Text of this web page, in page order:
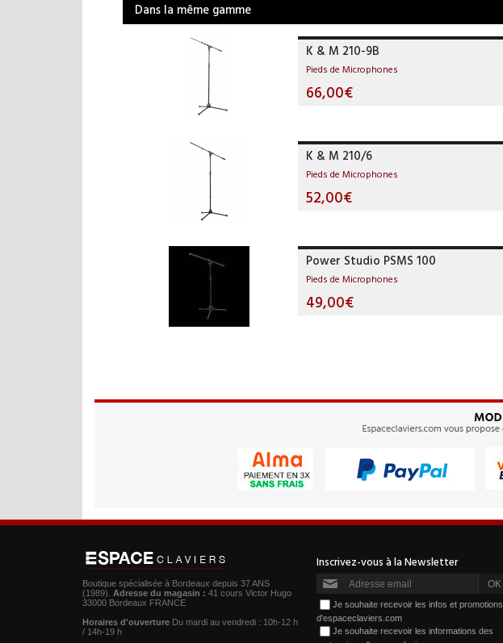
Dans la même gamme
K & M 210-9B
Pieds de Microphones
66,00€
K & M 210/6
Pieds de Microphones
52,00€
Power Studio PSMS 100
Pieds de Microphones
49,00€
Boutique spécialisée à Bordeaux depuis 37 ANS
(1989). Adresse du magasin : 41 cours Victor Hugo
33000 Bordeaux FRANCE
Horaires d'ouverture Du mardi au vendredi : 10h-12 h
/ 14h-19 h
Je souhaite recevoir les infos et promotions
d'espaceclaviers.com
Je souhaite recevoir les informations des